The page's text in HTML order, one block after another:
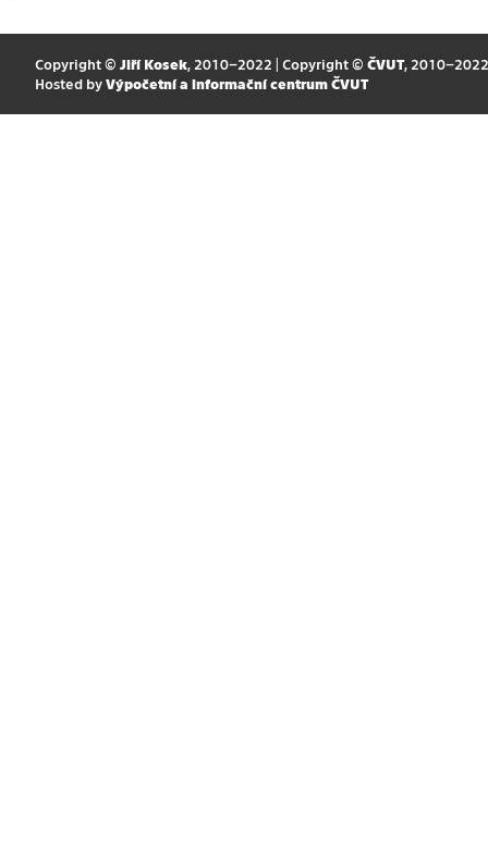
Copyright © Jiří Kosek, 2010–2022 | Copyright © ČVUT, 2010–2022
Hosted by Výpočetní a informační centrum ČVUT